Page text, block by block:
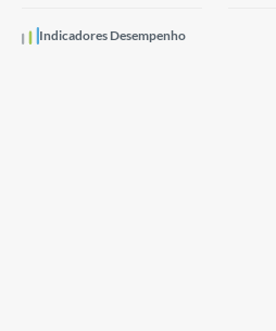
Indicadores Desempenho